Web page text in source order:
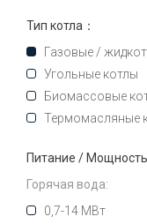
Тип котла：
Газовые /
Угольные котлы
Биомассовые
Термомасляные
Питание / Мощность
Горячая вода:
0,7-14 МВт